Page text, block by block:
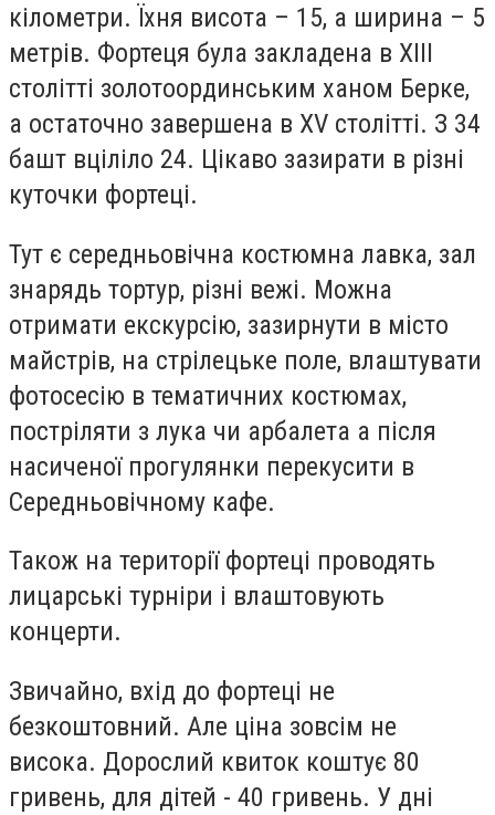
кілометри. Їхня висота – 15, а ширина – 5
метрів. Фортеця була закладена в XIII
столітті золотоординським ханом Берке,
а остаточно завершена в XV столітті. З 34
башт вціліло 24. Цікаво зазирати в різні
куточки фортеці.
Тут є середньовічна костюмна лавка, зал
знарядь тортур, різні вежі. Можна
отримати екскурсію, зазирнути в місто
майстрів, на стрілецьке поле, влаштувати
фотосесію в тематичних костюмах,
постріляти з лука чи арбалета а після
насиченої прогулянки перекусити в
Середньовічному кафе.
Також на території фортеці проводять
лицарські турніри і влаштовують
концерти.
Звичайно, вхід до фортеці не
безкоштовний. Але ціна зовсім не
висока. Дорослий квиток коштує 80
гривень, для дітей - 40 гривень. У дні